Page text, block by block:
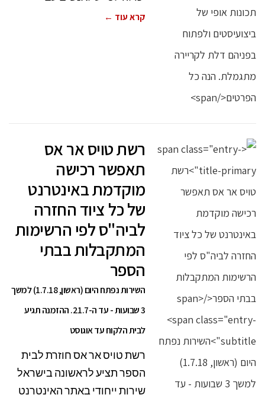
קרא עוד ←
רשת טויס אר אס
תאפשר רכישה
מוקדמת באינטרנט
של כל ציוד החזרה
לביה"ס לפי הרשימות
המתקבלות בבתי
הספר
השירות נפתח היום (ראשון, 1.7.18) למשך
3 שבועות - עד ה-21.7. ההזמנה תגיע
לבית הלקוח עד אוגוסט
רשת טויס אר אס חוזרת לבית
הספר תציע לראשונה בישראל
שירות ייחודי באתר האינטרנט